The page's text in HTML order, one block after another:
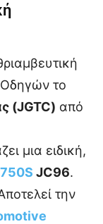
το
(JGTC) από
μια ειδική,
JC96.
την